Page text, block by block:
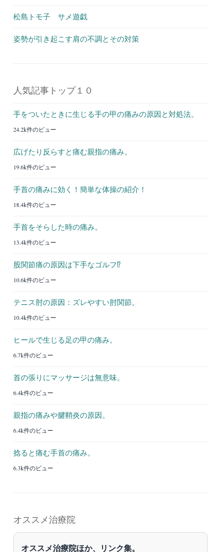
松島トモ子 サメ遊戯
姿勢が引き起こす肩の不調とその対策
人気記事トップ１０
手をついたときに生じる手の甲の痛みの原因と対処法。
24.2k件のビュー
広げたり反らすと痛む親指の痛み。
19.6k件のビュー
手首の痛みに効く！簡単な体操の紹介！
18.4k件のビュー
手首をそらした時の痛み。
13.4k件のビュー
股関節痛の原因は下手なゴルフ⁉︎
10.6k件のビュー
テニス肘の原因：ズレやすい肘関節。
10.4k件のビュー
ヒールで生じる足の甲の痛み。
6.7k件のビュー
首の張りにマッサージは無意味。
6.4k件のビュー
親指の痛みや腱鞘炎の原因。
6.4k件のビュー
捻ると痛む手首の痛み。
6.3k件のビュー
オススメ治療院
オススメ治療院ほか、リンク集。